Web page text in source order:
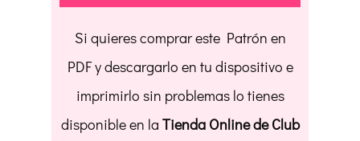
Si quieres comprar este Patrón en
PDF y descargarlo en tu dispositivo e
imprimirlo sin problemas lo tienes
disponible en la Tienda Online de Club